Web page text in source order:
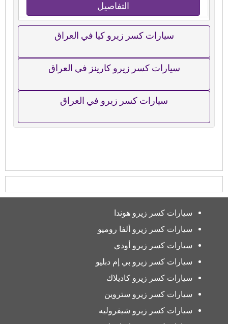
التفاصيل
سيارات كسر زيرو كيا في العراق
سيارات كسر زيرو كارينز في العراق
سيارات كسر زيرو في العراق
سيارات كسر زيرو هوندا
سيارات كسر زيرو ألفا روميو
سيارات كسر زيرو أودي
سيارات كسر زيرو بي إم دبليو
سيارات كسر زيرو كاديلاك
سيارات كسر زيرو ستروين
سيارات كسر زيرو شيفروليه